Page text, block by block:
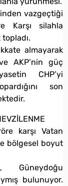
vazgeçtiği
Karşı silahla
almayarak
AKP’nin güç
CHP’yi
son
karşı Vatan
bölgesel boyut
Güneydoğu
bulunuyor.